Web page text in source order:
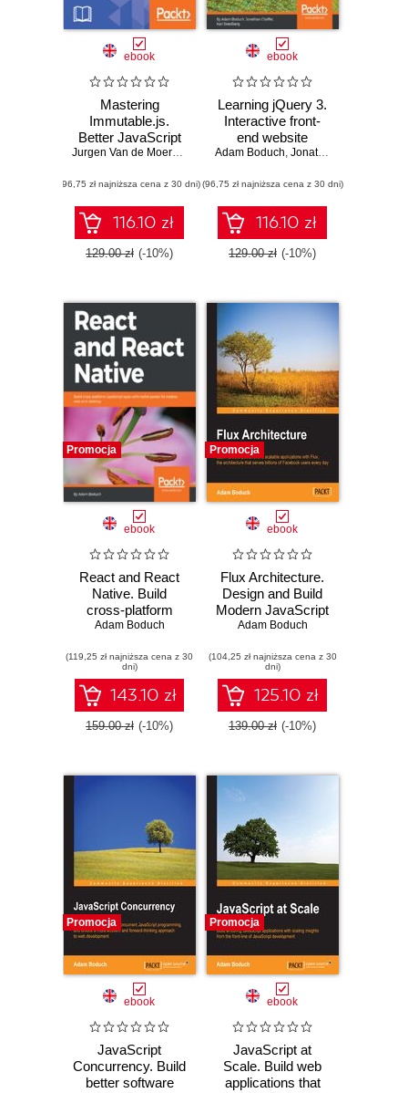
ebook
Mastering
Immutable.js.
Better JavaScript
development using
Jurgen Van de Moere, August Marcello III,Adam Boduch
(96,75 zł najniższa cena z 30 dni)
116.10 zł
129.00 zł (-10%)
ebook
Learning jQuery 3.
Interactive front-
end website
development - Fifth
Adam Boduch, Jonathan Chaffer
(96,75 zł najniższa cena z 30 dni)
116.10 zł
129.00 zł (-10%)
Promocja
ebook
React and React
Native. Build
cross-platform
JavaScript apps
for mobile, web
and desktop
Adam Boduch
(119,25 zł najniższa cena z 30
dni)
143.10 zł
159.00 zł (-10%)
Promocja
ebook
Flux Architecture.
Design and Build
Modern JavaScript
Web Applications
Adam Boduch
(104,25 zł najniższa cena z 30
dni)
125.10 zł
139.00 zł (-10%)
Promocja
ebook
JavaScript
Concurrency. Build
better software
Promocja
ebook
JavaScript at
Scale. Build web
applications that